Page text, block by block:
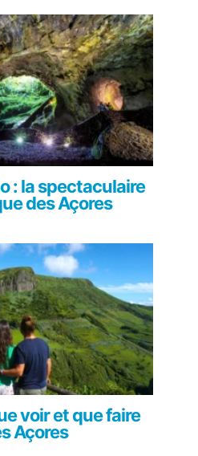
: la spectaculaire
des Açores
voir et que faire
Açores